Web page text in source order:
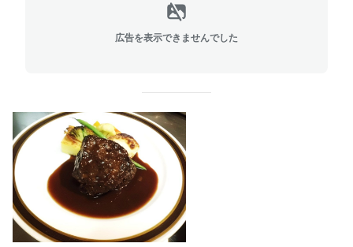
広告を表示できませんでした